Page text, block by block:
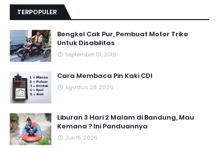
TERPOPULER
Bengkel Cak Pur, Pembuat Motor Trike
Untuk Disabilitas
September 01, 2019
Cara Membaca Pin Kaki CDI
Agustus 28, 2020
Liburan 3 Hari 2 Malam di Bandung, Mau
Kemana ? Ini Panduannya
Juli 15, 2026